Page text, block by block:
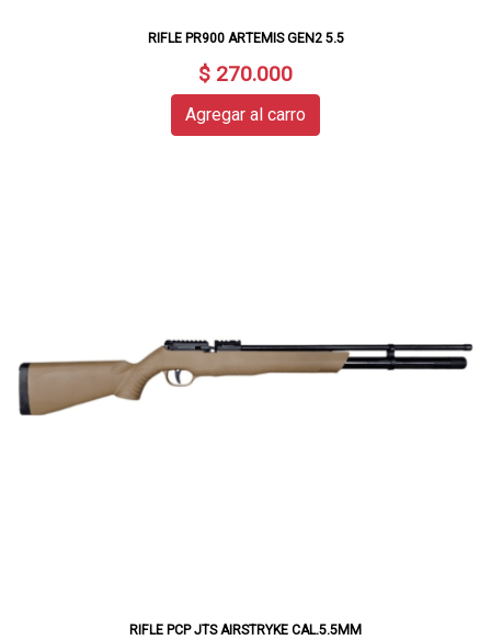
RIFLE PR900 ARTEMIS GEN2 5.5
$ 270.000
Agregar al carro
RIFLE PCP JTS AIRSTRYKE CAL.5.5MM